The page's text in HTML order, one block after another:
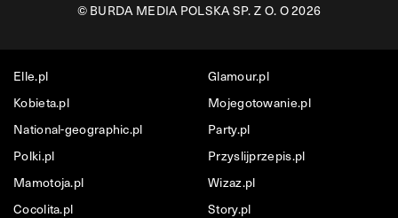
©BURDA MEDIA POLSKA SP. Z O. O 2026
Elle.pl
Glamour.pl
Kobieta.pl
Mojegotowanie.pl
National-geographic.pl
Party.pl
Polki.pl
Przyslijprzepis.pl
Mamotoja.pl
Wizaz.pl
Cocolita.pl
Story.pl